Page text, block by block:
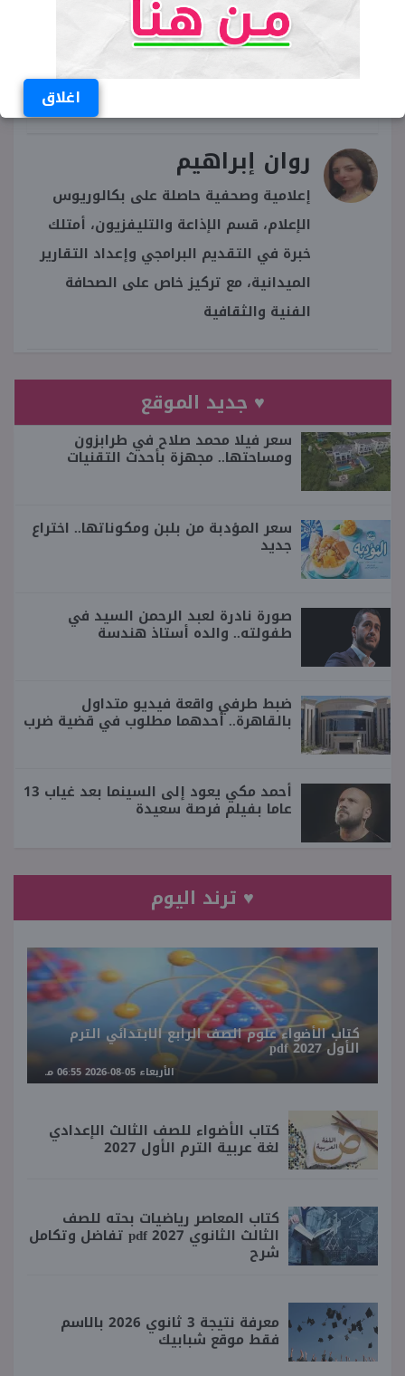
اغلاق
مواعيد فروع فودافون في المولات
تقديم الساعة في مصر 2026
روان إبراهيم
إعلامية وصحفية حاصلة على بكالوريوس
الإعلام، قسم الإذاعة والتليفزيون، أمتلك
خبرة في التقديم البرامجي وإعداد التقارير
الميدانية، مع تركيز خاص على الصحافة
الفنية والثقافية
♥ جديد الموقع
سعر فيلا محمد صلاح في طرابزون
ومساحتها.. مجهزة بأحدث التقنيات
سعر المؤدبة من بلبن ومكوناتها.. اختراع
جديد
صورة نادرة لعبد الرحمن السيد في
طفولته.. والده أستاذ هندسة
ضبط طرفي واقعة فيديو متداول
بالقاهرة.. أحدهما مطلوب في قضية ضرب
أحمد مكي يعود إلى السينما بعد غياب 13
عاما بفيلم فرصة سعيدة
♥ ترند اليوم
كتاب الأضواء علوم الصف الرابع الابتدائي الترم
الأول 2027 pdf
الأربعاء 05-08-2026 06:55 مـ
كتاب الأضواء للصف الثالث الإعدادي
لغة عربية الترم الأول 2027
كتاب المعاصر رياضيات بحته للصف
الثالث الثانوي 2027 pdf تفاضل وتكامل
شرح
معرفة نتيجة 3 ثانوي 2026 بالاسم
فقط موقع شبابيك